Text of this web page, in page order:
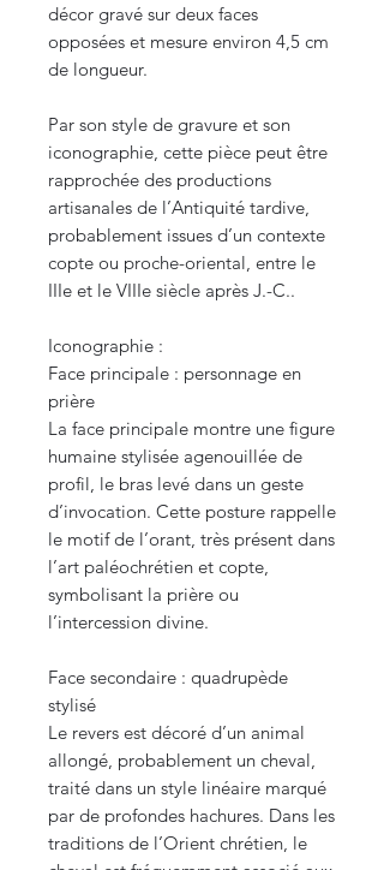
décor gravé sur deux faces
opposées et mesure environ 4,5 cm
de longueur.
Par son style de gravure et son
iconographie, cette pièce peut être
rapprochée des productions
artisanales de l’Antiquité tardive,
probablement issues d’un contexte
copte ou proche-oriental, entre le
IIIe et le VIIIe siècle après J.-C..
Iconographie :
Face principale : personnage en
prière
La face principale montre une figure
humaine stylisée agenouillée de
profil, le bras levé dans un geste
d’invocation. Cette posture rappelle
le motif de l’orant, très présent dans
l’art paléochrétien et copte,
symbolisant la prière ou
l’intercession divine.
Face secondaire : quadrupède
stylisé
Le revers est décoré d’un animal
allongé, probablement un cheval,
traité dans un style linéaire marqué
par de profondes hachures. Dans les
traditions de l’Orient chrétien, le